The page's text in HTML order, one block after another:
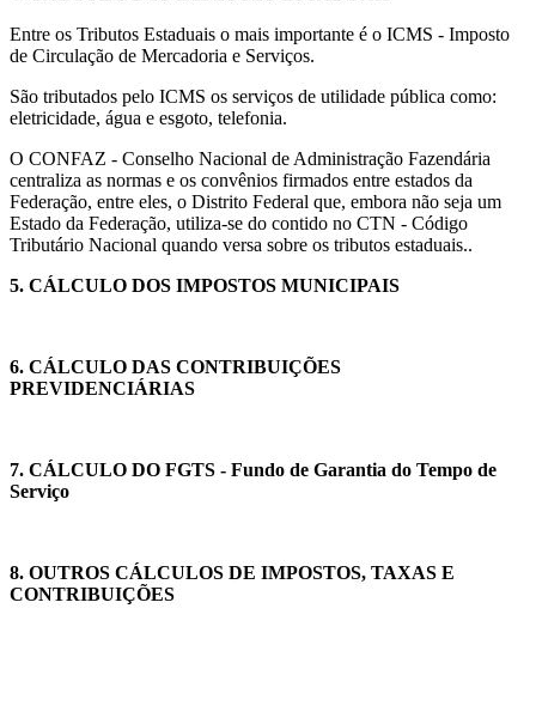
Entre os Tributos Estaduais o mais importante é o ICMS - Imposto
de Circulação de Mercadoria e Serviços.
São tributados pelo ICMS os serviços de utilidade pública como:
eletricidade, água e esgoto, telefonia.
O CONFAZ - Conselho Nacional de Administração Fazendária
centraliza as normas e os convênios firmados entre estados da
Federação, entre eles, o Distrito Federal que, embora não seja um
Estado da Federação, utiliza-se do contido no CTN - Código
Tributário Nacional quando versa sobre os tributos estaduais..
5. CÁLCULO DOS IMPOSTOS MUNICIPAIS
6. CÁLCULO DAS CONTRIBUIÇÕES
PREVIDENCIÁRIAS
7. CÁLCULO DO FGTS - Fundo de Garantia do Tempo de
Serviço
8. OUTROS CÁLCULOS DE IMPOSTOS, TAXAS E
CONTRIBUIÇÕES